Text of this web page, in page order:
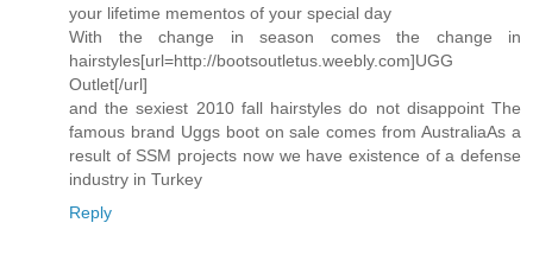
your lifetime mementos of your special day
With the change in season comes the change in
hairstyles[url=http://bootsoutletus.weebly.com]UGG
Outlet[/url]
and the sexiest 2010 fall hairstyles do not disappoint The
famous brand Uggs boot on sale comes from AustraliaAs a
result of SSM projects now we have existence of a defense
industry in Turkey
Reply